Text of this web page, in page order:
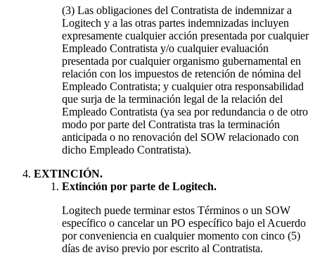
(3) Las obligaciones del Contratista de indemnizar a
Logitech y a las otras partes indemnizadas incluyen
expresamente cualquier acción presentada por cualquier
Empleado Contratista y/o cualquier evaluación
presentada por cualquier organismo gubernamental en
relación con los impuestos de retención de nómina del
Empleado Contratista; y cualquier otra responsabilidad
que surja de la terminación legal de la relación del
Empleado Contratista (ya sea por redundancia o de otro
modo por parte del Contratista tras la terminación
anticipada o no renovación del SOW relacionado con
dicho Empleado Contratista).
EXTINCIÓN.
Extinción por parte de Logitech.
Logitech puede terminar estos Términos o un SOW
específico o cancelar un PO específico bajo el Acuerdo
por conveniencia en cualquier momento con cinco (5)
días de aviso previo por escrito al Contratista.